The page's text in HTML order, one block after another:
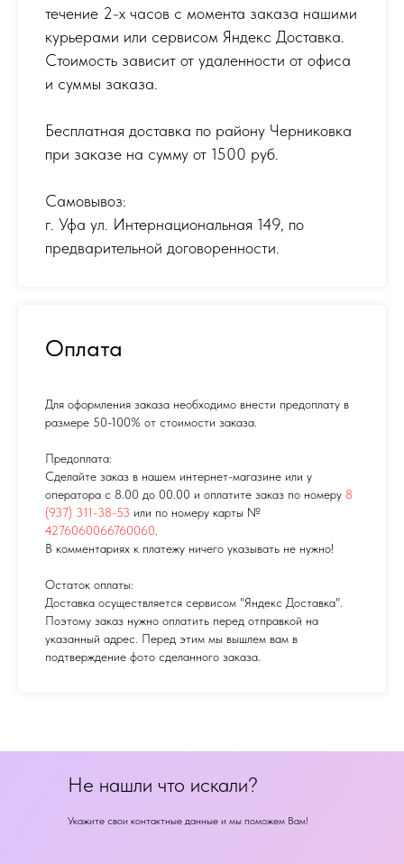
течение 2-х часов с момента заказа нашими
курьерами или сервисом Яндекс Доставка.
Стоимость зависит от удаленности от офиса
и суммы заказа.
Бесплатная доставка по району Черниковка
при заказе на сумму от 1500 руб.
Самовывоз:
г. Уфа ул. Интернациональная 149, по
предварительной договоренности.
Оплата
Для оформления заказа необходимо внести предоплату в
размере 50-100% от стоимости заказа.
Предоплата:
Сделайте заказ в нашем интернет-магазине или у
оператора с 8.00 до 00.00 и оплатите заказ по номеру 8
(937) 311-38-53 или по номеру карты №
4276060066760060
В комментариях к платежу ничего указывать не нужно!
Остаток оплаты:
Доставка осуществляется сервисом "Яндекс Доставка".
Поэтому заказ нужно оплатить перед отправкой на
указанный адрес. Перед этим мы вышлем вам в
подтверждение фото сделанного заказа.
Не нашли что искали?
Укажите свои контактные данные и мы поможем Вам!